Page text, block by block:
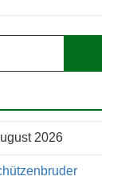
2026